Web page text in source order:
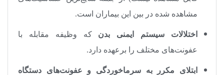
مشاهده شده در بین این بیماران است.
اختلالات سیستم ایمنی بدن که وظیفه مقابله با
عفونت‌های مختلف را برعهده دارد.
ابتلای مکرر به سرماخوردگی و عفونت‌های دستگاه